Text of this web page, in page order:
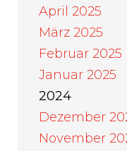
April 2025
März 2025
Februar 2025
Januar 2025
2024
Dezember
November